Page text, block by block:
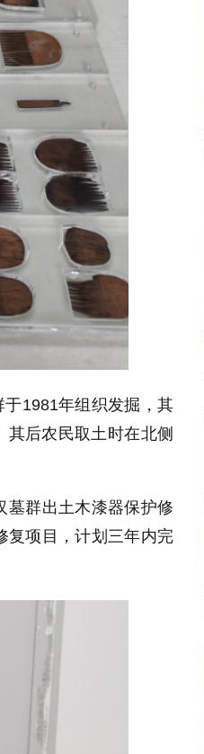
1981年组织发掘，其
后农民取土时在北侧
墓群出土木漆器保护修
复项目，计划三年内完